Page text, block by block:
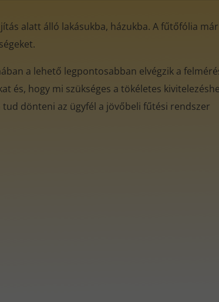
alatt álló lakásukba, házukba. A fűtőfólia
a lehető legpontosabban elvégzik a
és, hogy mi szükséges a tökéletes
dönteni az ügyfél a jövőbeli fűtési rendszer